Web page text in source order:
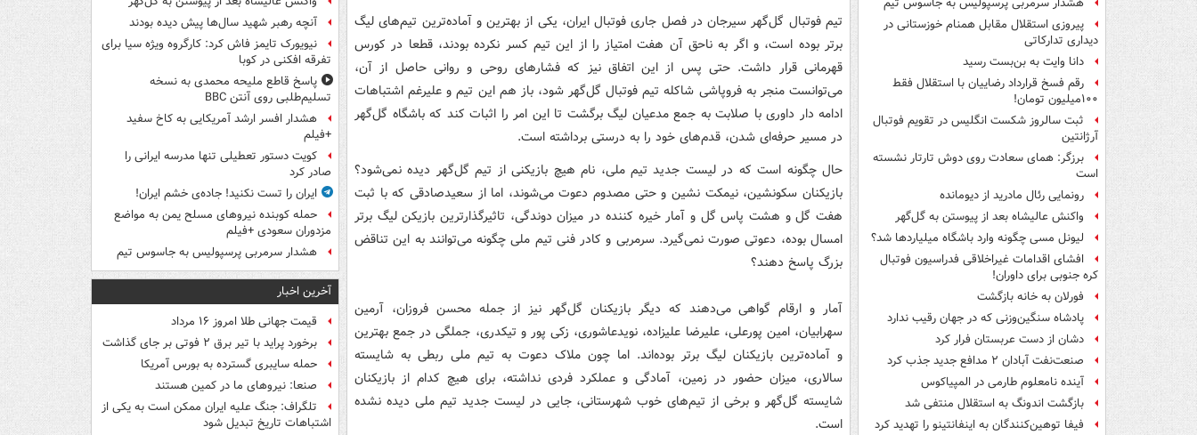
هشدار سرمربی پرسپولیس به جاسوس تیم
پیروزی استقلال مقابل همنام خوزستانی در
دیداری تدارکاتی
دانا وایت به بن‌بست رسید
رقم فسخ قرارداد رضاییان با استقلال فقط
۱۰۰میلیون تومان!
ثبت سالروز شکست انگلیس در تقویم فوتبال
آرژانتین
برزگر: همای سعادت روی دوش تارتار نشسته
است
رونمایی رئال مادرید از دیومانده
واکنش عالیشاه بعد از پیوستن به گل‌گهر
لیونل مسی چگونه وارد باشگاه میلیاردها شد؟
افشای اقدامات غیراخلاقی فدراسیون فوتبال
کره جنوبی برای داوران!
فورلان به خانه بازگشت
پادشاه سنگین‌وزنی که در جهان رقیب ندارد
دشان از دست عربستان فرار کرد
صنعت‌نفت آبادان ۲ مدافع جدید جذب کرد
آینده نامعلوم طارمی در المپیاکوس
بازگشت اندونگ به استقلال منتفی شد
فیفا توهین‌کنندگان به اینفانتینو را تهدید کرد
تیم فوتبال گل‌گهر سیرجان در فصل جاری فوتبال ایران، یکی از بهترین و آماده‌ترین تیم‌های لیگ
برتر بوده است، و اگر به ناحق آن هفت امتیاز را از این تیم کسر نکرده بودند، قطعا در کورس
قهرمانی قرار داشت. حتی پس از این اتفاق نیز که فشارهای روحی و روانی حاصل از آن،
می‌توانست منجر به فروپاشی شاکله تیم فوتبال گل‌گهر شود، باز هم این تیم و علیرغم اشتباهات
ادامه دار داوری با صلابت به جمع مدعیان لیگ برگشت تا این امر را اثبات کند که باشگاه گل‌گهر
در مسیر حرفه‌ای شدن، قدم‌های خود را به درستی برداشته است.
حال چگونه است که در لیست جدید تیم ملی، نام هیچ بازیکنی از تیم گل‌گهر دیده نمی‌شود؟
بازیکنان سکونشین، نیمکت نشین و حتی مصدوم دعوت می‌شوند، اما از سعیدصادقی که با ثبت
هفت گل و هشت پاس گل و آمار خیره کننده در میزان دوندگی، تاثیرگذارترین بازیکن لیگ برتر
امسال بوده، دعوتی صورت نمی‌گیرد. سرمربی و کادر فنی تیم ملی چگونه می‌توانند به این تناقض
بزرگ پاسخ دهند؟
آمار و ارقام گواهی می‌دهند که دیگر بازیکنان گل‌گهر نیز از جمله محسن فروزان، آرمین
سهرابیان، امین پورعلی، علیرضا علیزاده، نویدعاشوری، زکی پور و تیکدری، جملگی در جمع بهترین
و آماده‌ترین بازیکنان لیگ برتر بوده‌اند. اما چون ملاک دعوت به تیم ملی ربطی به شایسته
سالاری، میزان حضور در زمین، آمادگی و عملکرد فردی نداشته، برای هیچ کدام از بازیکنان
شایسته گل‌گهر و برخی از تیم‌های خوب شهرستانی، جایی در لیست جدید تیم ملی دیده نشده
است.
آنچه رهبر شهید سال‌ها پیش دیده بودند
نیویورک تایمز فاش کرد: کارگروه ویژه سیا برای
تفرقه افکنی در کوبا
پاسخ قاطع ملیحه محمدی به نسخه
تسلیم‌طلبی روی آنتن BBC
هشدار افسر ارشد آمریکایی به کاخ سفید
+فیلم
کویت دستور تعطیلی تنها مدرسه ایرانی را
صادر کرد
ایران را تست نکنید! جاده‌ی خشم ایران!
حمله کوبنده نیروهای مسلح یمن به مواضع
مزدوران سعودی +فیلم
هشدار سرمربی پرسپولیس به جاسوس تیم
آخرین اخبار
قیمت جهانی طلا امروز ۱۶ مرداد
برخورد پراید با تیر برق ۲ فوتی بر جای گذاشت
حمله سایبری گسترده به بورس آمریکا
صنعا: نیروهای ما در کمین‌ هستند
تلگراف: جنگ علیه ایران ممکن است به یکی از
اشتباهات تاریخ تبدیل شود